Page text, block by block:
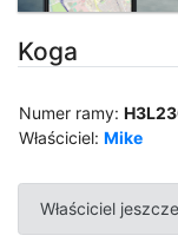
Koga
Numer ramy:
Właściciel:Mike
Właściciel